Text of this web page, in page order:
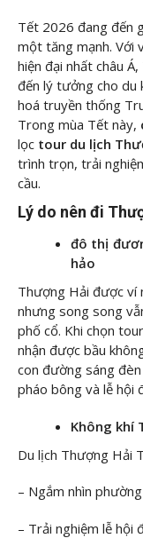
Tết 2026 đang đến
một tăng mạnh. Với
hiện đại nhất châu
đến lý tưởng cho du
hoá truyền thống
Trong mùa Tết này,
lọc tour du lịch
trình trọn, trải
cầu.
Lý do nên đi
đô thị
hảo
Thượng Hải được ví
nhưng song song
phố cổ. Khi chọn
nhận được bầu
con đường sáng
pháo bông và lễ hội
Không khí
Du lịch Thượng Hải
– Ngắm nhìn
– Trải nghiệm lễ hội